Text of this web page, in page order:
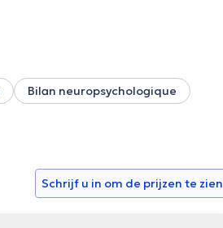
Bilan neuropsychologique
Schrijf u in om de prijzen te zien